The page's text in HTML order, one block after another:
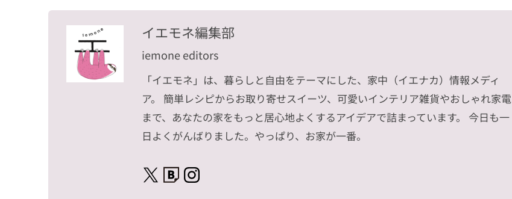
イエモネ編集部
iemone editors
「イエモネ」は、暮らしと自由をテーマにした、家中（イエナカ）情報メディ
ア。 簡単レシピからお取り寄せスイーツ、可愛いインテリア雑貨やおしゃれ家電
まで、あなたの家をもっと居心地よくするアイデアで詰まっています。 今日も一
日よくがんばりました。やっぱり、お家が一番。